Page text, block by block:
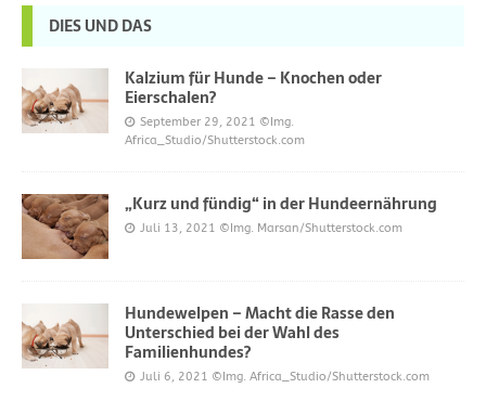
DIES UND DAS
Kalzium für Hunde – Knochen oder
Eierschalen?
September 29, 2021 ©Img.
Africa_Studio/Shutterstock.com
„Kurz und fündig“ in der Hundeernährung
Juli 13, 2021 ©Img. Marsan/Shutterstock.com
Hundewelpen – Macht die Rasse den
Unterschied bei der Wahl des
Familienhundes?
Juli 6, 2021 ©Img. Africa_Studio/Shutterstock.com